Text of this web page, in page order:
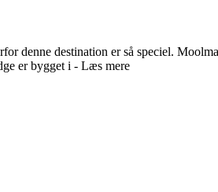
denne destination er så speciel.
er bygget i - Læs mere